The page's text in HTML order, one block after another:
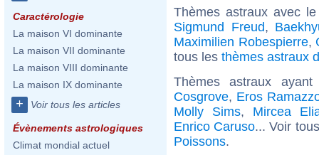
Caractérologie
La maison VI dominante
La maison VII dominante
La maison VIII dominante
La maison IX dominante
+ Voir tous les articles
Évènements astrologiques
Climat mondial actuel
Thèmes astraux avec
Sigmund Freud,
Maximilien Robespierre,
tous les thèmes astraux
Thèmes astraux
Cosgrove, Eros
Molly Sims, Mircea
Enrico Caruso... Voir
Poissons.